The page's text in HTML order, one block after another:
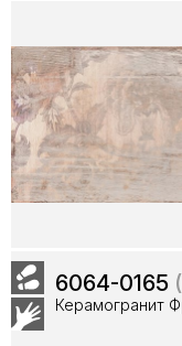
6064-0165
Керамогранит